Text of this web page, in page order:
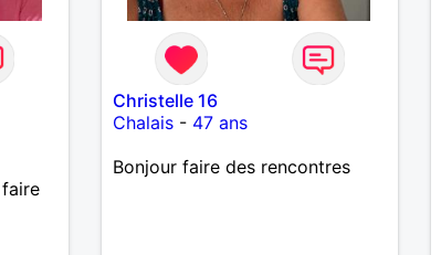
Christelle 16
Chalais- 47 ans
Bonjour faire des rencontres